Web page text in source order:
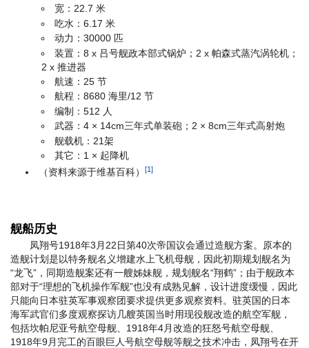
宽：22.7 米
吃水：6.17 米
动力：30000 匹
装置：8 x 吕号舰政本部式锅炉；2 x 帕森式蒸汽涡轮机；
2 x 推进器
航速：25 节
航程：8680 海里/12 节
编制：512 人
武器：4 × 14cm三年式单装砲；2 × 8cm三年式高射炮
舰载机：21架
其它：1 × 起降机
（资料来源于维基百科）[1]
舰船历史
凤翔号1918年3月22日第40次帝国议会通过造舰方案。原本的
造舰计划是以特务舰名义增建水上飞机母舰，因此初期规划舰名为
“龙飞”，同期造舰案还有一艘姊妹舰，规划舰名“翔鹤”；由于舰政本
部对于“理想的飞机操作军舰”也没有成熟见解，设计进度缓慢，因此
只能向日本驻英军事观察团要求提供更多观察资料。驻英国的日本
海军武官们多度观察探访几艘英国当时用现役舰改造的航空军舰，
包括坎帕尼亚号航空母舰、1918年4月改造的狂怒号航空母舰、
1918年9月完工的百眼巨人号航空母舰等舰之技术冲击，凤翔号在开